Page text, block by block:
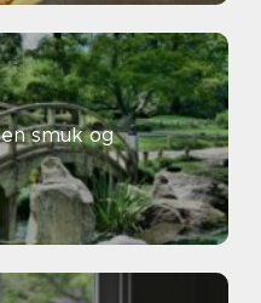
smuk og